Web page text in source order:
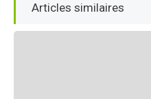
Articles similaires